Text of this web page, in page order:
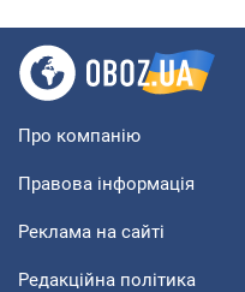
Про компанію
Правова інформація
Реклама на сайті
Редакційна політика